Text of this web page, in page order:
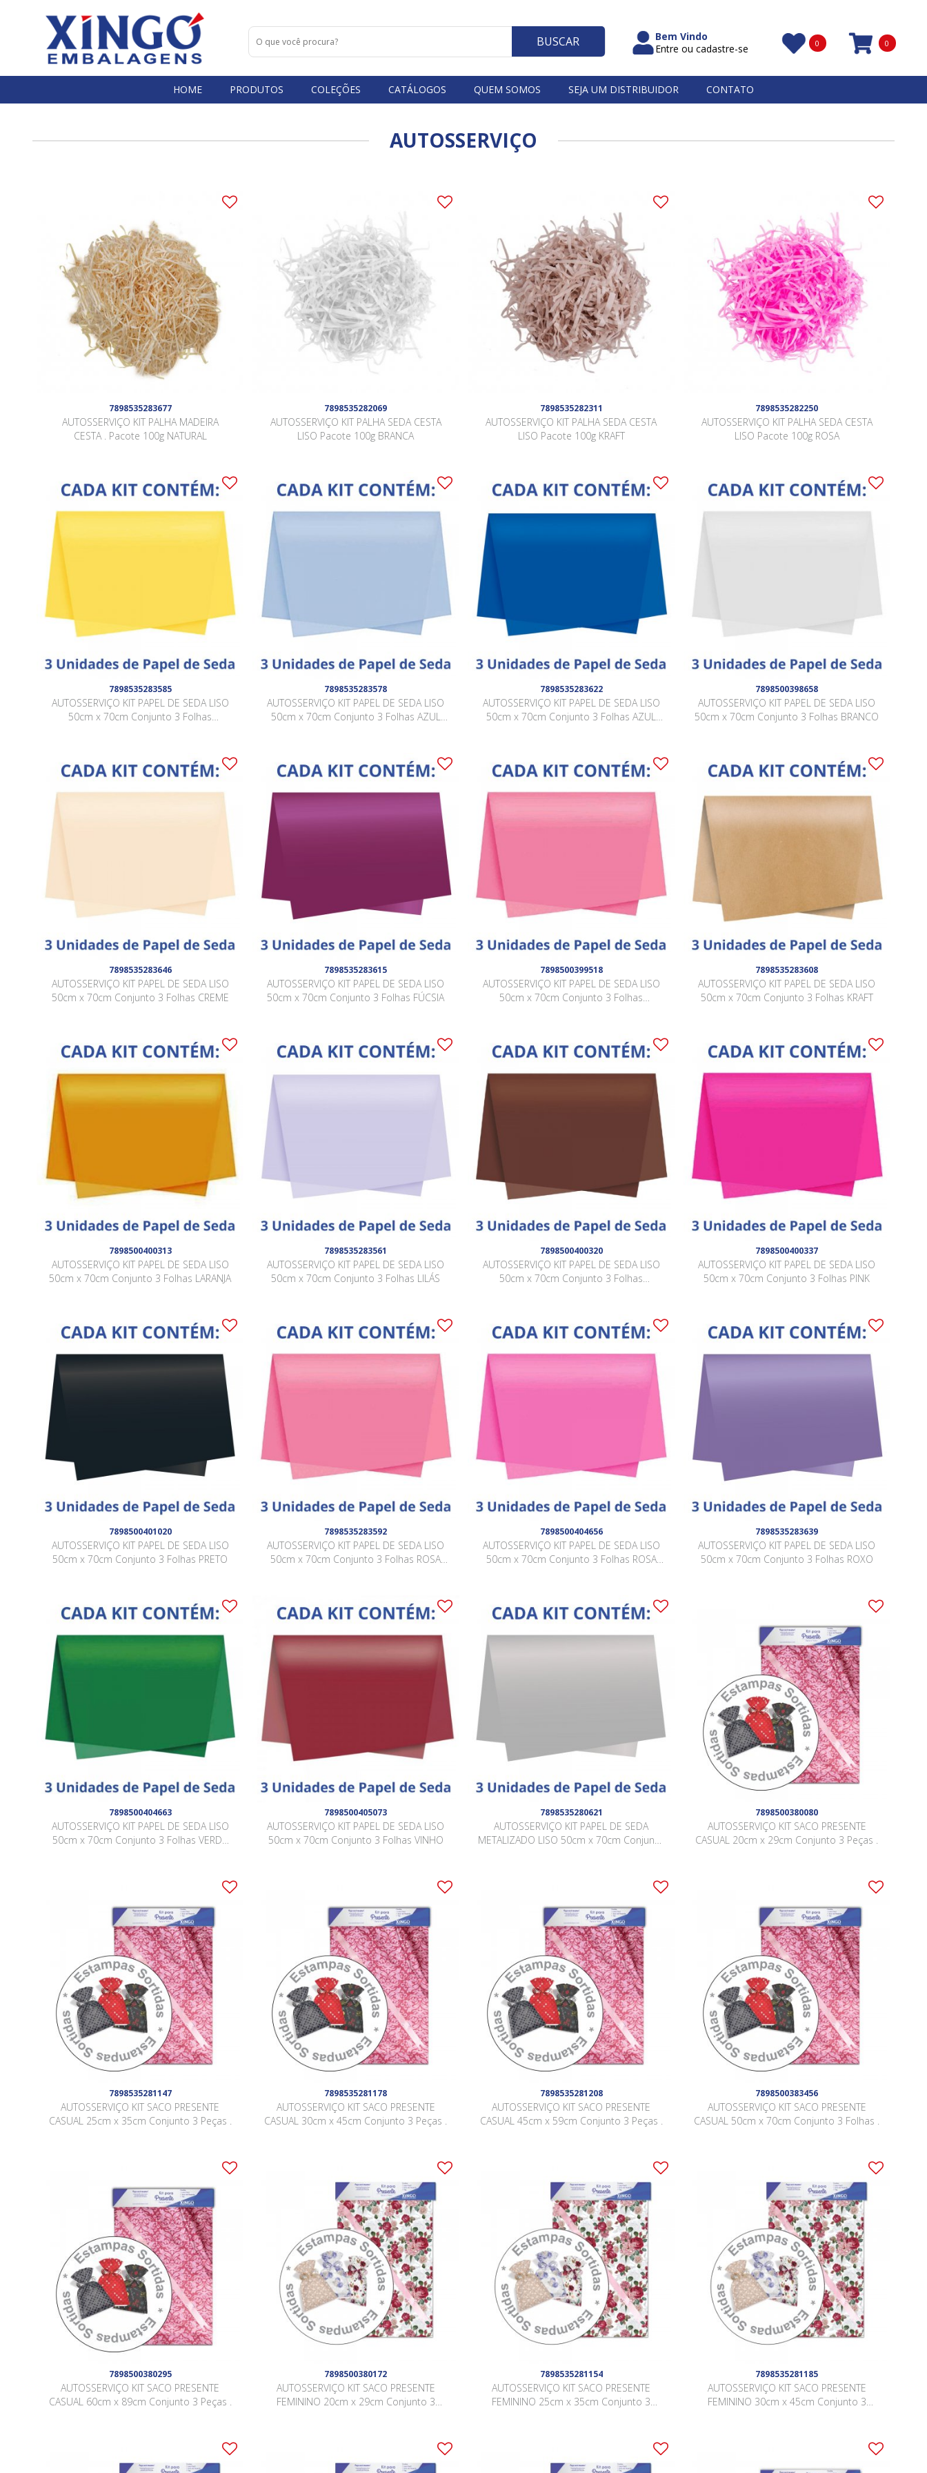
BUSCAR
0
0
Bem Vindo
Entre ou cadastre-se
HOME PRODUTOS COLEÇÕES CATÁLOGOS QUEM SOMOS SEJA UM DISTRIBUIDOR CONTATO
AUTOSSERVIÇO
7898535283677
AUTOSSERVIÇO KIT PALHA MADEIRA
CESTA . Pacote 100g NATURAL
7898535282069
AUTOSSERVIÇO KIT PALHA SEDA CESTA
LISO Pacote 100g BRANCA
7898535282311
AUTOSSERVIÇO KIT PALHA SEDA CESTA
LISO Pacote 100g KRAFT
7898535282250
AUTOSSERVIÇO KIT PALHA SEDA CESTA
LISO Pacote 100g ROSA
7898535283585
AUTOSSERVIÇO KIT PAPEL DE SEDA LISO
50cm x 70cm Conjunto 3 Folhas
7898535283578
AUTOSSERVIÇO KIT PAPEL DE SEDA LISO
50cm x 70cm Conjunto 3 Folhas AZUL
7898535283622
AUTOSSERVIÇO KIT PAPEL DE SEDA LISO
50cm x 70cm Conjunto 3 Folhas AZUL
7898500398658
AUTOSSERVIÇO KIT PAPEL DE SEDA LISO
50cm x 70cm Conjunto 3 Folhas BRANCO
7898535283646
AUTOSSERVIÇO KIT PAPEL DE SEDA LISO
50cm x 70cm Conjunto 3 Folhas CREME
7898535283615
AUTOSSERVIÇO KIT PAPEL DE SEDA LISO
50cm x 70cm Conjunto 3 Folhas FÚCSIA
7898500399518
AUTOSSERVIÇO KIT PAPEL DE SEDA LISO
50cm x 70cm Conjunto 3 Folhas
7898535283608
AUTOSSERVIÇO KIT PAPEL DE SEDA LISO
50cm x 70cm Conjunto 3 Folhas KRAFT
7898500400313
AUTOSSERVIÇO KIT PAPEL DE SEDA LISO
50cm x 70cm Conjunto 3 Folhas LARANJA
7898535283561
AUTOSSERVIÇO KIT PAPEL DE SEDA LISO
50cm x 70cm Conjunto 3 Folhas LILÁS
7898500400320
AUTOSSERVIÇO KIT PAPEL DE SEDA LISO
50cm x 70cm Conjunto 3 Folhas
7898500400337
AUTOSSERVIÇO KIT PAPEL DE SEDA LISO
50cm x 70cm Conjunto 3 Folhas PINK
7898500401020
AUTOSSERVIÇO KIT PAPEL DE SEDA LISO
50cm x 70cm Conjunto 3 Folhas PRETO
7898535283592
AUTOSSERVIÇO KIT PAPEL DE SEDA LISO
50cm x 70cm Conjunto 3 Folhas ROSA
7898500404656
AUTOSSERVIÇO KIT PAPEL DE SEDA LISO
50cm x 70cm Conjunto 3 Folhas ROSA
7898535283639
AUTOSSERVIÇO KIT PAPEL DE SEDA LISO
50cm x 70cm Conjunto 3 Folhas ROXO
7898500404663
AUTOSSERVIÇO KIT PAPEL DE SEDA LISO
50cm x 70cm Conjunto 3 Folhas VERDE
7898500405073
AUTOSSERVIÇO KIT PAPEL DE SEDA LISO
50cm x 70cm Conjunto 3 Folhas VINHO
7898535280621
AUTOSSERVIÇO KIT PAPEL DE SEDA
METALIZADO LISO 50cm x 70cm Conjunto
7898500380080
AUTOSSERVIÇO KIT SACO PRESENTE
CASUAL 20cm x 29cm Conjunto 3 Peças .
7898535281147
AUTOSSERVIÇO KIT SACO PRESENTE
CASUAL 25cm x 35cm Conjunto 3 Peças .
7898535281178
AUTOSSERVIÇO KIT SACO PRESENTE
CASUAL 30cm x 45cm Conjunto 3 Peças .
7898535281208
AUTOSSERVIÇO KIT SACO PRESENTE
CASUAL 45cm x 59cm Conjunto 3 Peças .
7898500383456
AUTOSSERVIÇO KIT SACO PRESENTE
CASUAL 50cm x 70cm Conjunto 3 Folhas .
7898500380295
AUTOSSERVIÇO KIT SACO PRESENTE
CASUAL 60cm x 89cm Conjunto 3 Peças .
7898500380172
AUTOSSERVIÇO KIT SACO PRESENTE
FEMININO 20cm x 29cm Conjunto 3
7898535281154
AUTOSSERVIÇO KIT SACO PRESENTE
FEMININO 25cm x 35cm Conjunto 3
7898535281185
AUTOSSERVIÇO KIT SACO PRESENTE
FEMININO 30cm x 45cm Conjunto 3